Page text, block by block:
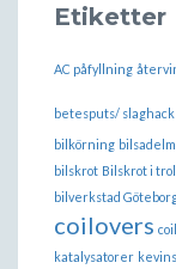
Etiketter
AC påfyllning
betesputs/ slaghack
bilkörning
bilskrot Bilskrot i
bilverkstad
coilovers
katalysatorer